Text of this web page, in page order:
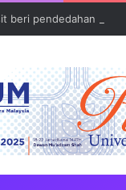
pendedahan dunia